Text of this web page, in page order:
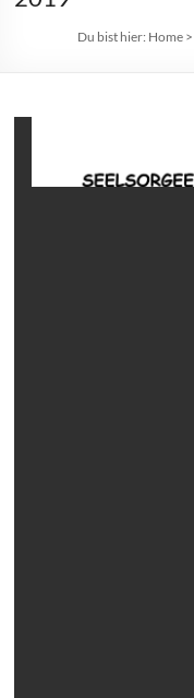
Du bist hier: Home>